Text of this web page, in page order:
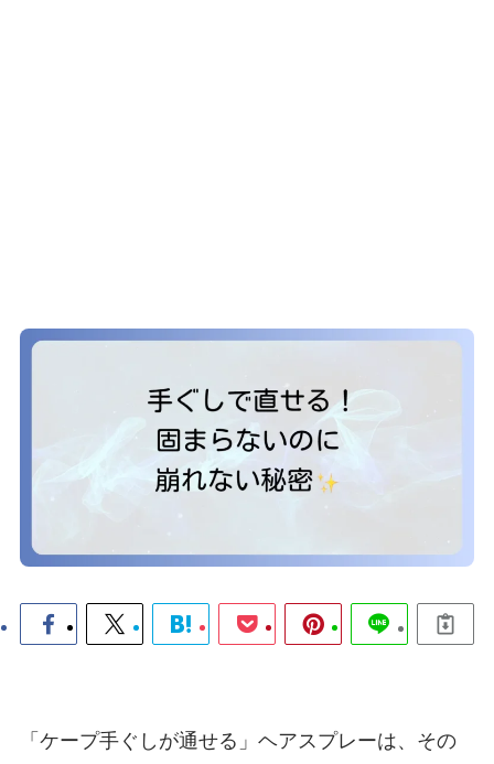
「ケープ手ぐしが通せる」ヘアスプレーは、その